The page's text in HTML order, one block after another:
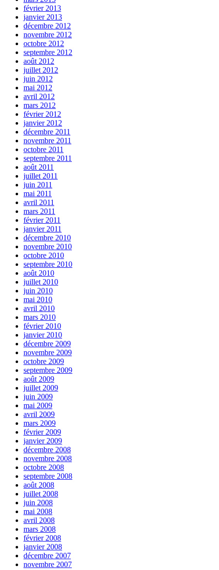
février 2013
janvier 2013
décembre 2012
novembre 2012
octobre 2012
septembre 2012
août 2012
juillet 2012
juin 2012
mai 2012
avril 2012
mars 2012
février 2012
janvier 2012
décembre 2011
novembre 2011
octobre 2011
septembre 2011
août 2011
juillet 2011
juin 2011
mai 2011
avril 2011
mars 2011
février 2011
janvier 2011
décembre 2010
novembre 2010
octobre 2010
septembre 2010
août 2010
juillet 2010
juin 2010
mai 2010
avril 2010
mars 2010
février 2010
janvier 2010
décembre 2009
novembre 2009
octobre 2009
septembre 2009
août 2009
juillet 2009
juin 2009
mai 2009
avril 2009
mars 2009
février 2009
janvier 2009
décembre 2008
novembre 2008
octobre 2008
septembre 2008
août 2008
juillet 2008
juin 2008
mai 2008
avril 2008
mars 2008
février 2008
janvier 2008
décembre 2007
novembre 2007